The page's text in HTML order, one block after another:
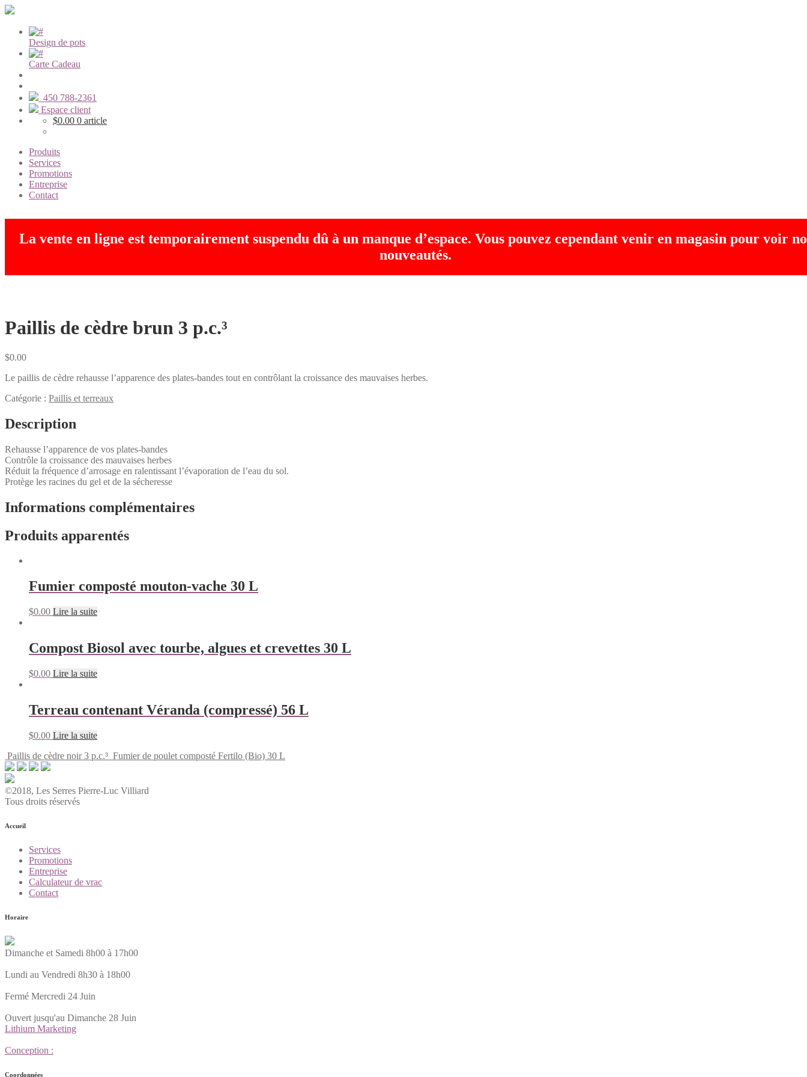
Design de pots
Carte Cadeau
450 788-2361
Espace client
$0.00 0 article
Produits
Services
Promotions
Entreprise
Contact
La vente en ligne est temporairement suspendu dû à un manque d’espace. Vous pouvez cependant venir en magasin pour voir
nouveautés.
Paillis de cèdre brun 3 p.c.³
$0.00
Le paillis de cèdre rehausse l’apparence des plates-bandes tout en contrôlant la croissance des mauvaises herbes.
Catégorie : Paillis et terreaux
Description
Rehausse l’apparence de vos plates-bandes
Contrôle la croissance des mauvaises herbes
Réduit la fréquence d’arrosage en ralentissant l’évaporation de l’eau du sol.
Protège les racines du gel et de la sécheresse
Informations complémentaires
Produits apparentés
Fumier composté mouton-vache 30 L
$0.00 Lire la suite
Compost Biosol avec tourbe, algues et crevettes 30 L
$0.00 Lire la suite
Terreau contenant Véranda (compressé) 56 L
$0.00 Lire la suite
Paillis de cèdre noir 3 p.c.³ Fumier de poulet composté Fertilo (Bio) 30 L
©2018, Les Serres Pierre-Luc Villiard
Tous droits réservés
Accueil
Services
Promotions
Entreprise
Calculateur de vrac
Contact
Horaire
Dimanche et Samedi 8h00 à 17h00
Lundi au Vendredi 8h30 à 18h00
Fermé Mercredi 24 Juin
Ouvert jusqu'au Dimanche 28 Juin
Lithium Marketing
Conception :
Coordonnées